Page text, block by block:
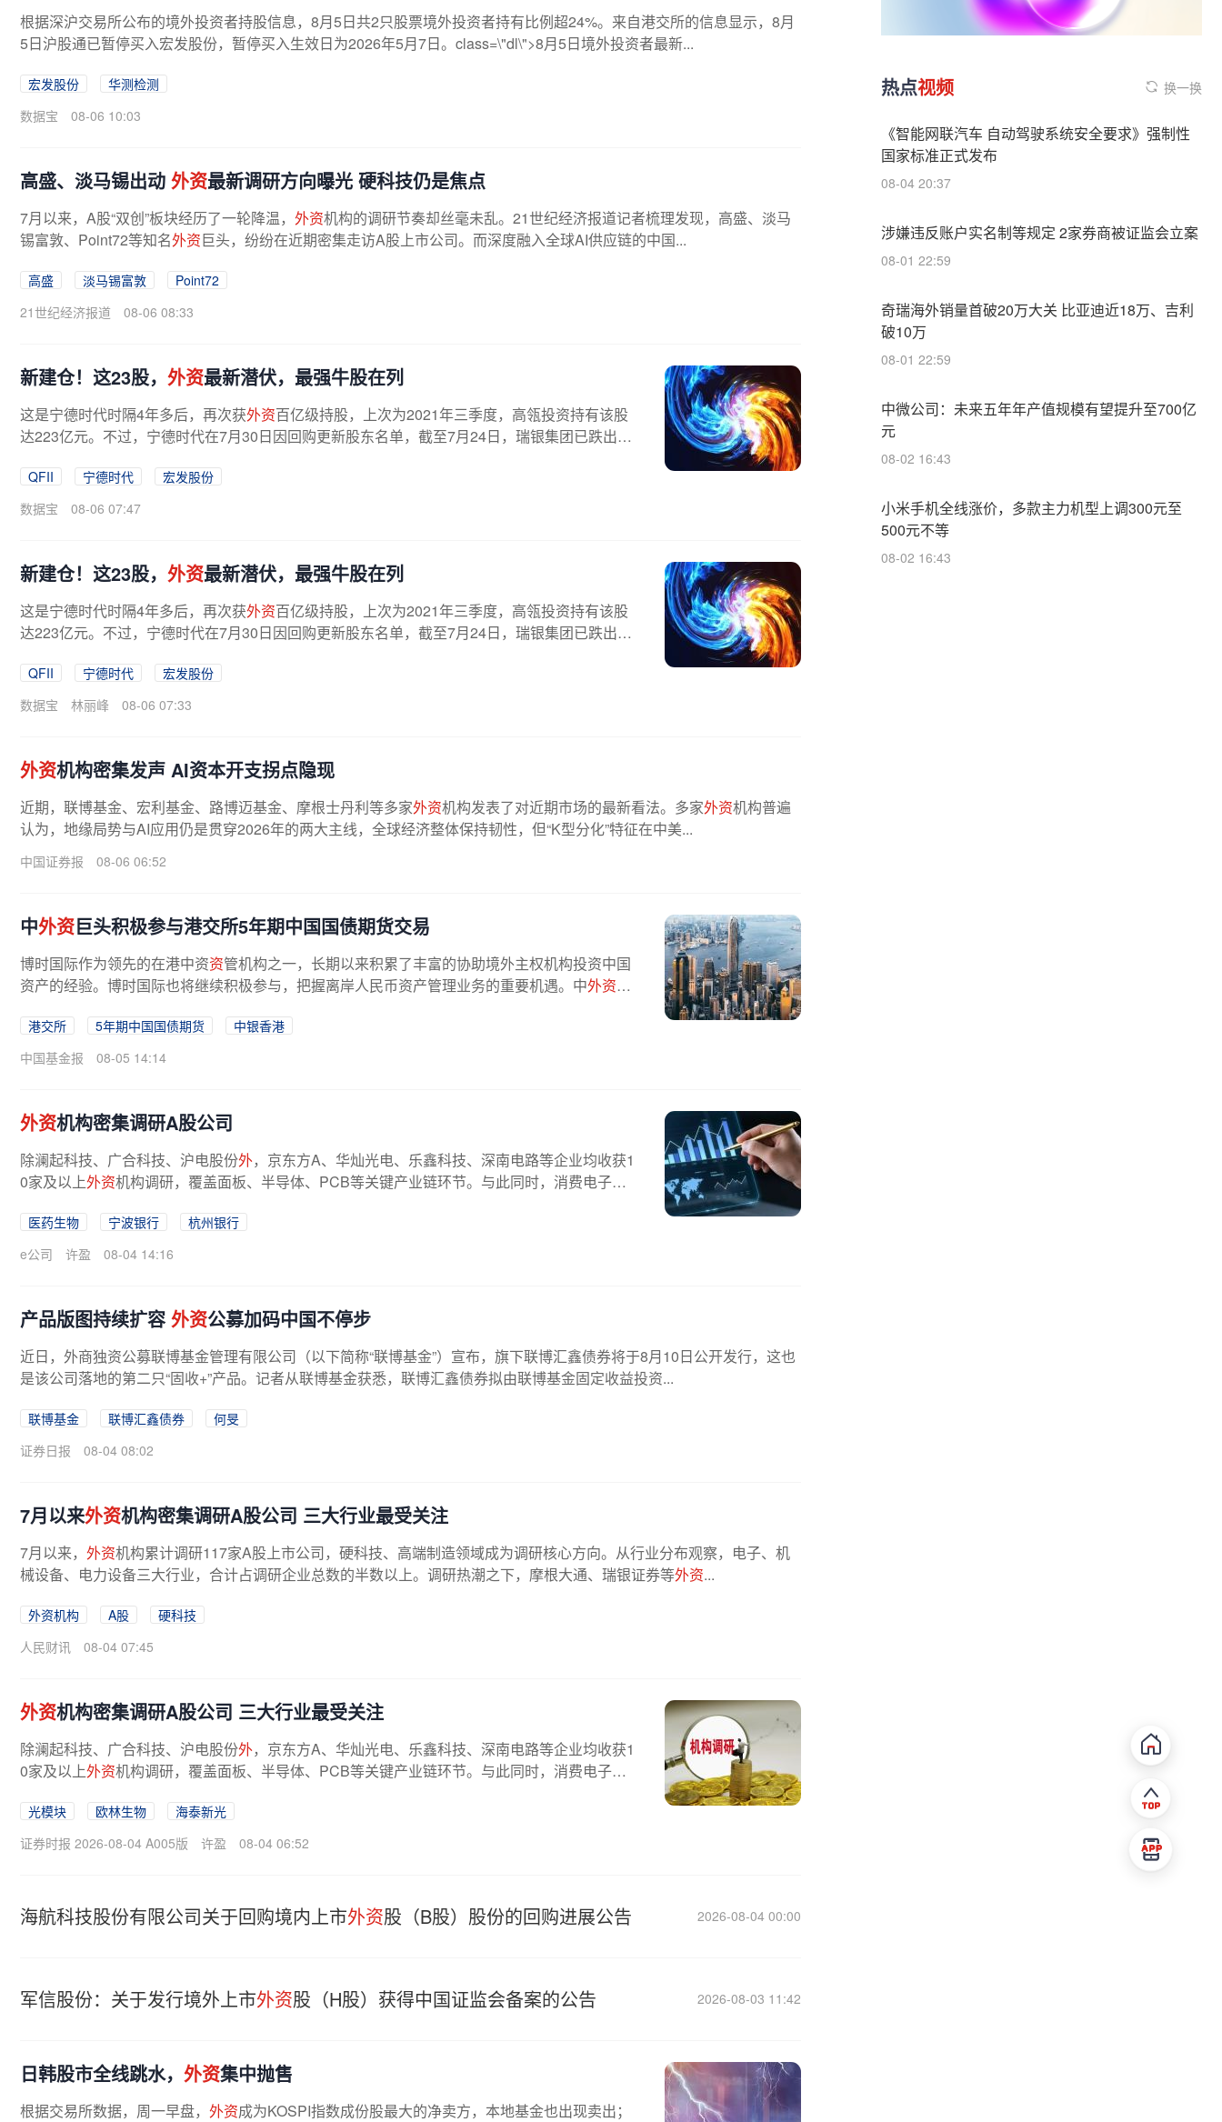
根据深沪交易所公布的境外投资者持股信息，8月5日共2只股票境外投资者持有比例超24%。来自港交所的信息显示，8月
5日沪股通已暂停买入宏发股份，暂停买入生效日为2026年5月7日。class=\"dl\">8月5日境外投资者最新...
宏发股份
华测检测
数据宝
08-06 10:03
高盛、淡马锡出动 外资最新调研方向曝光 硬科技仍是焦点
7月以来，A股“双创”板块经历了一轮降温， 外资机构的调研节奏却丝毫未乱。21世纪经济报道记者梳理发现，高盛、淡马
锡富敦、Point72等知名外资巨头，纷纷在近期密集走访A股上市公司。而深度融入全球AI供应链的中国...
高盛 淡马锡富敦
Point72
21世纪经济报道
08-06 08:33
新建仓！这23股， 外资最新潜伏，最强牛股在列
这是宁德时代时隔4年多后，再次获外资百亿级持股，上次为2021年三季度，高瓴投资持有该股
达223亿元。不过，宁德时代在7月30日因回购更新股东名单，截至7月24日，瑞银集团已跌出前
QFII 宁德时代
宏发股份
数据宝
08-06 07:47
新建仓！这23股， 外资最新潜伏，最强牛股在列
这是宁德时代时隔4年多后，再次获外资百亿级持股，上次为2021年三季度，高瓴投资持有该股
达223亿元。不过，宁德时代在7月30日因回购更新股东名单，截至7月24日，瑞银集团已跌出前
QFII 宁德时代
宏发股份
数据宝
林丽峰 08-06 07:33
外资机构密集发声 AI资本开支拐点隐现
近期，联博基金、宏利基金、路博迈基金、摩根士丹利等多家外资机构发表了对近期市场的最新看法。多家外资机构普遍
认为，地缘局势与AI应用仍是贯穿2026年的两大主线，全球经济整体保持韧性，但“K型分化”特征在中美...
中国证券报 08-06 06:52
中外资巨头积极参与港交所5年期中国国债期货交易
博时国际作为领先的在港中资资管机构之一，长期以来积累了丰富的协助境外主权机构投资中国
资产的经验。博时国际也将继续积极参与，把握离岸人民币资产管理业务的重要机遇。中外资机
港交所 5年期中国国债期货
中银香港
中国基金报
08-05 14:14
外资机构密集调研A股公司
除澜起科技、广合科技、沪电股份外，京东方A、华灿光电、乐鑫科技、深南电路等企业均收获1
0家及以上外资机构调研，覆盖面板、半导体、PCB等关键产业链环节。与此同时，消费电子企
医药生物 宁波银行
杭州银行
e公司
许盈 08-04 14:16
产品版图持续扩容 外资公募加码中国不停步
近日，外商独资公募联博基金管理有限公司（以下简称“联博基金”）宣布，旗下联博汇鑫债券将于8月10日公开发行，这也
是该公司落地的第二只“固收+”产品。记者从联博基金获悉，联博汇鑫债券拟由联博基金固定收益投资...
联博基金 联博汇鑫债券
何旻
证券日报
08-04 08:02
7月以来外资机构密集调研A股公司 三大行业最受关注
7月以来， 外资机构累计调研117家A股上市公司，硬科技、高端制造领域成为调研核心方向。从行业分布观察，电子、机
械设备、电力设备三大行业，合计占调研企业总数的半数以上。调研热潮之下，摩根大通、瑞银证券等外资...
外资机构 A股
硬科技
人民财讯
08-04 07:45
外资机构密集调研A股公司 三大行业最受关注
除澜起科技、广合科技、沪电股份外，京东方A、华灿光电、乐鑫科技、深南电路等企业均收获1
0家及以上外资机构调研，覆盖面板、半导体、PCB等关键产业链环节。与此同时，消费电子企
光模块 欧林生物
海泰新光
证券时报 2026-08-04 A005版
许盈 08-04 06:52
海航科技股份有限公司关于回购境内上市外资股（B股）股份的回购进展公告 2026-08-04 00:00
军信股份：关于发行境外上市外资股（H股）获得中国证监会备案的公告 2026-08-03 11:42
日韩股市全线跳水， 外资集中抛售
根据交易所数据，周一早盘， 外资成为KOSPI指数成份股最大的净卖方，本地基金也出现卖出；
热点视频 换一换
《智能网联汽车 自动驾驶系统安全要求》强制性
国家标准正式发布
08-04 20:37
涉嫌违反账户实名制等规定 2家券商被证监会立案
08-01 22:59
奇瑞海外销量首破20万大关 比亚迪近18万、吉利
破10万
08-01 22:59
中微公司：未来五年年产值规模有望提升至700亿
元
08-02 16:43
小米手机全线涨价，多款主力机型上调300元至
500元不等
08-02 16:43